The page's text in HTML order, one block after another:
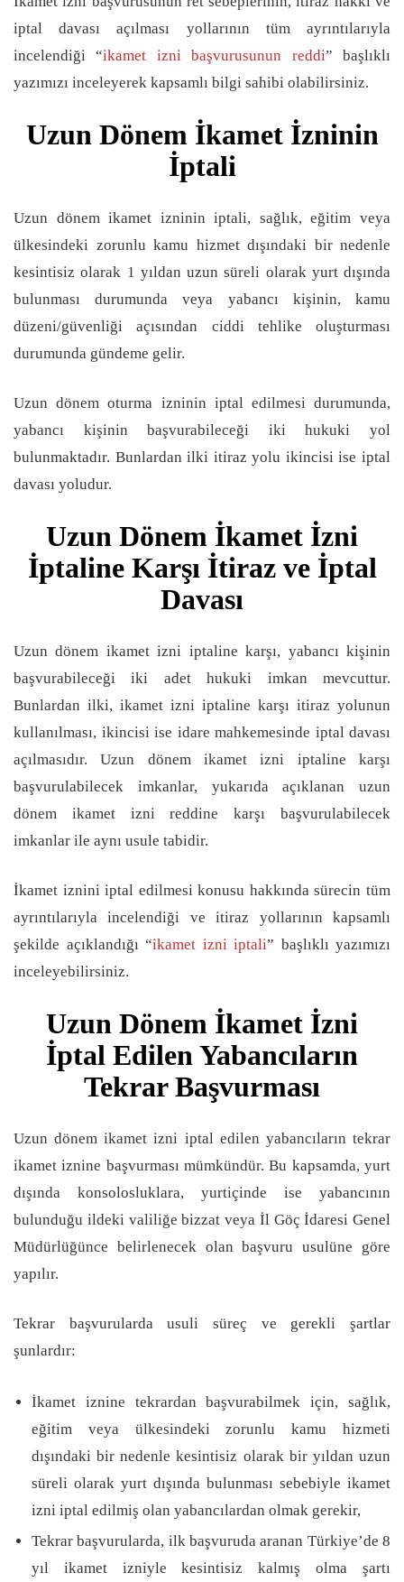
iptal davası açılması yollarının tüm ayrıntılarıyla
incelendiği “ikamet izni başvurusunun reddi” başlıklı
yazımızı inceleyerek kapsamlı bilgi sahibi olabilirsiniz.
Uzun Dönem İkamet İzninin
İptali
Uzun dönem ikamet izninin iptali, sağlık, eğitim veya
ülkesindeki zorunlu kamu hizmet dışındaki bir nedenle
kesintisiz olarak 1 yıldan uzun süreli olarak yurt dışında
bulunması durumunda veya yabancı kişinin, kamu
düzeni/güvenliği açısından ciddi tehlike oluşturması
durumunda gündeme gelir.
Uzun dönem oturma izninin iptal edilmesi durumunda,
yabancı kişinin başvurabileceği iki hukuki yol
bulunmaktadır. Bunlardan ilki itiraz yolu ikincisi ise iptal
davası yoludur.
Uzun Dönem İkamet İzni
İptaline Karşı İtiraz ve İptal
Davası
Uzun dönem ikamet izni iptaline karşı, yabancı kişinin
başvurabileceği iki adet hukuki imkan mevcuttur.
Bunlardan ilki, ikamet izni iptaline karşı itiraz yolunun
kullanılması, ikincisi ise idare mahkemesinde iptal davası
açılmasıdır. Uzun dönem ikamet izni iptaline karşı
başvurulabilecek imkanlar, yukarıda açıklanan uzun
dönem ikamet izni reddine karşı başvurulabilecek
imkanlar ile aynı usule tabidir.
İkamet iznini iptal edilmesi konusu hakkında sürecin tüm
ayrıntılarıyla incelendiği ve itiraz yollarının kapsamlı
şekilde açıklandığı “ikamet izni iptali” başlıklı yazımızı
inceleyebilirsiniz.
Uzun Dönem İkamet İzni
İptal Edilen Yabancıların
Tekrar Başvurması
Uzun dönem ikamet izni iptal edilen yabancıların tekrar
ikamet iznine başvurması mümkündür. Bu kapsamda, yurt
dışında konsolosluklara, yurtiçinde ise yabancının
bulunduğu ildeki valiliğe bizzat veya İl Göç İdaresi Genel
Müdürlüğünce belirlenecek olan başvuru usulüne göre
yapılır.
Tekrar başvurularda usuli süreç ve gerekli şartlar
şunlardır:
İkamet iznine tekrardan başvurabilmek için, sağlık,
eğitim veya ülkesindeki zorunlu kamu hizmeti
dışındaki bir nedenle kesintisiz olarak bir yıldan uzun
süreli olarak yurt dışında bulunması sebebiyle ikamet
izni iptal edilmiş olan yabancılardan olmak gerekir,
Tekrar başvurularda, ilk başvuruda aranan Türkiye’de 8
yıl ikamet izniyle kesintisiz kalmış olma şartı